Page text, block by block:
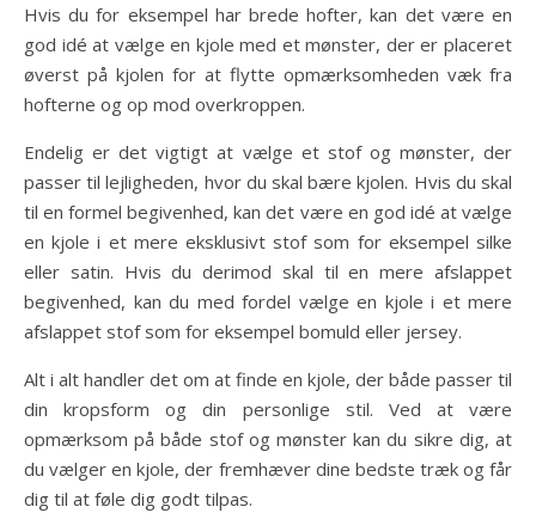
Hvis du for eksempel har brede hofter, kan det være en
god idé at vælge en kjole med et mønster, der er placeret
øverst på kjolen for at flytte opmærksomheden væk fra
hofterne og op mod overkroppen.
Endelig er det vigtigt at vælge et stof og mønster, der
passer til lejligheden, hvor du skal bære kjolen. Hvis du skal
til en formel begivenhed, kan det være en god idé at vælge
en kjole i et mere eksklusivt stof som for eksempel silke
eller satin. Hvis du derimod skal til en mere afslappet
begivenhed, kan du med fordel vælge en kjole i et mere
afslappet stof som for eksempel bomuld eller jersey.
Alt i alt handler det om at finde en kjole, der både passer til
din kropsform og din personlige stil. Ved at være
opmærksom på både stof og mønster kan du sikre dig, at
du vælger en kjole, der fremhæver dine bedste træk og får
dig til at føle dig godt tilpas.